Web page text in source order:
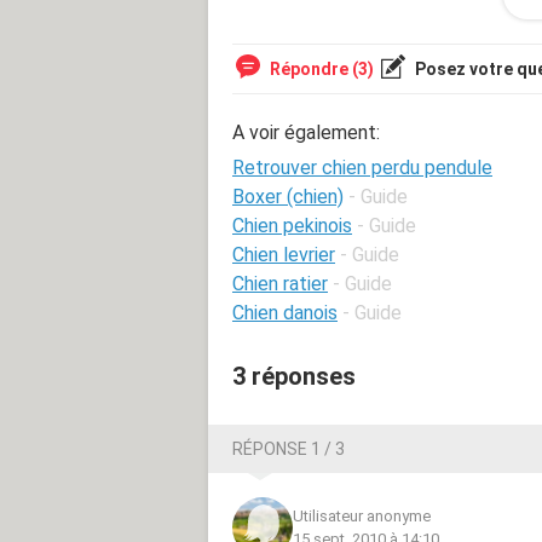
magnétisme et du pendule ?)
Répondre (3) Posez votre
A voir également:
Retrouver chien perdu pendule
Boxer (chien) - Guide
Chien pekinois - Guide
Chien levrier - Guide
Chien ratier - Guide
Chien danois - Guide
3 réponses
RÉPONSE 1 / 3
Utilisateur anonyme
15 sept. 2010 à 14:10